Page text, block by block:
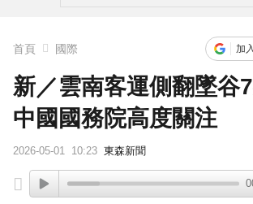
首頁 國際 加
新／雲南客運側翻墜谷
中國國務院高度關注
2026-05-01 10:23 東森新聞